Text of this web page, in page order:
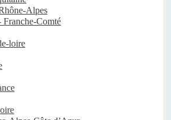
Alpes
Comté
loire